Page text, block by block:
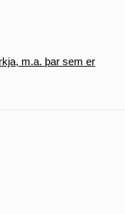
m.a. þar sem er